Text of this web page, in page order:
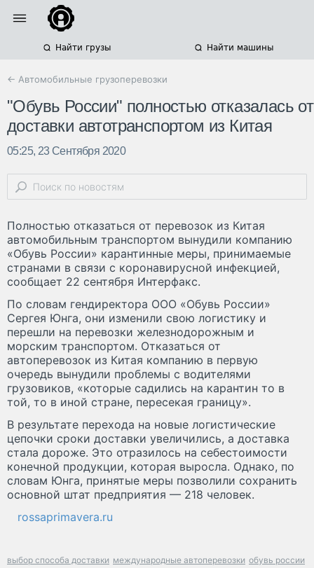
Найти грузы Найти машины
← Автомобильные грузоперевозки
"Обувь России" полностью отказалась от
доставки автотранспортом из Китая
05:25, 23 Сентября 2020
Полностью отказаться от перевозок из Китая
автомобильным транспортом вынудили компанию
«Обувь России» карантинные меры, принимаемые
странами в связи с коронавирусной инфекцией,
сообщает 22 сентября Интерфакс.
По словам гендиректора ООО «Обувь России»
Сергея Юнга, они изменили свою логистику и
перешли на перевозки железнодорожным и
морским транспортом. Отказаться от
автоперевозок из Китая компанию в первую
очередь вынудили проблемы с водителями
грузовиков, «которые садились на карантин то в
той, то в иной стране, пересекая границу».
В результате перехода на новые логистические
цепочки сроки доставки увеличились, а доставка
стала дороже. Это отразилось на себестоимости
конечной продукции, которая выросла. Однако, по
словам Юнга, принятые меры позволили сохранить
основной штат предприятия — 218 человек.
rossaprimavera.ru
выбор способа доставки международные автоперевозки обувь россии